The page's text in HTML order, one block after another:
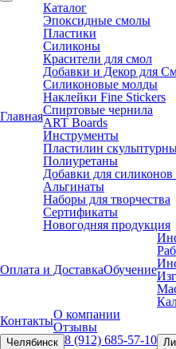
Главная
Каталог
Эпоксидные смолы
Пластики
Силиконы
Красители для смол
Добавки и Декор для
Силиконовые молды
Наклейки Fine Stickers
Спиртовые чернила
ART Boards
Инструменты
Пластилин
Полиуретаны
Добавки для
Альгинаты
Наборы для творчества
Сертификаты
Новогодняя продукция
Оплата и ДоставкаОбучение
КонтактыО компании
Отзывы
Челябинск 8 (912) 685-57-10